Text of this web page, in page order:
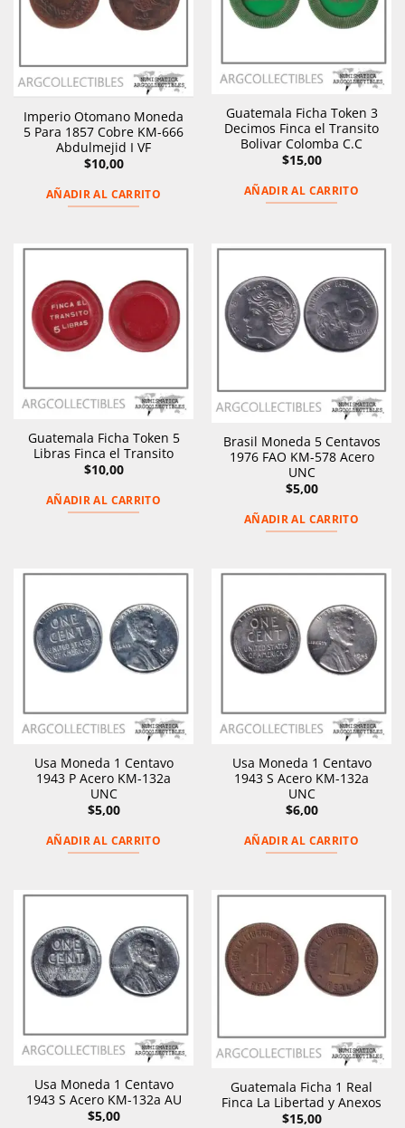
Imperio Otomano Moneda
5 Para 1857 Cobre KM-666
Abdulmejid I VF
$10,00
AÑADIR AL CARRITO
Guatemala Ficha Token 3
Decimos Finca el Transito
Bolivar Colomba C.C
$15,00
AÑADIR AL CARRITO
Guatemala Ficha Token 5
Libras Finca el Transito
$10,00
AÑADIR AL CARRITO
Brasil Moneda 5 Centavos
1976 FAO KM-578 Acero
UNC
$5,00
AÑADIR AL CARRITO
Usa Moneda 1 Centavo
1943 P Acero KM-132a
UNC
$5,00
AÑADIR AL CARRITO
Usa Moneda 1 Centavo
1943 S Acero KM-132a
UNC
$6,00
AÑADIR AL CARRITO
Usa Moneda 1 Centavo
1943 S Acero KM-132a AU
$5,00
Guatemala Ficha 1 Real
Finca La Libertad y Anexos
$15,00